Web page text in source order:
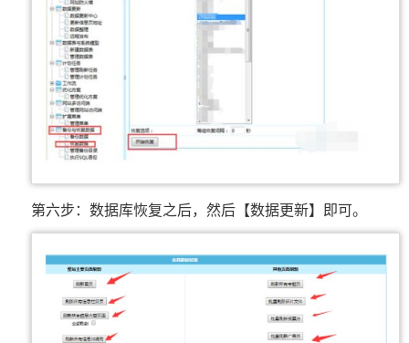
第六步：数据库恢复之后，然后【数据更新】即可。